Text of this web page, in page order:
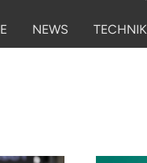
NEWS TECHNIK